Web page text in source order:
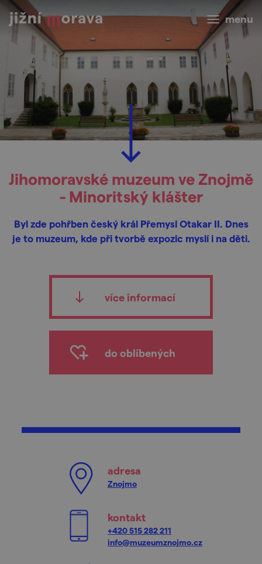
menu
Jihomoravské muzeum ve Znojmě
- Minoritský klášter
Byl zde pohřben český král Přemysl Otakar II. Dnes
je to muzeum, kde při tvorbě expozic myslí i na děti.
více informací
do oblíbených
adresa
Znojmo
kontakt
+420 515 282 211
info@muzeumznojmo.cz